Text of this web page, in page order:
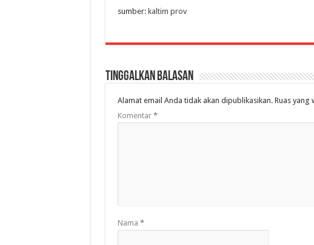
sumber: kaltim prov
Tinggalkan Balasan
Alamat email Anda tidak akan dipublikasikan. Ruas yang
Komentar *
Nama *